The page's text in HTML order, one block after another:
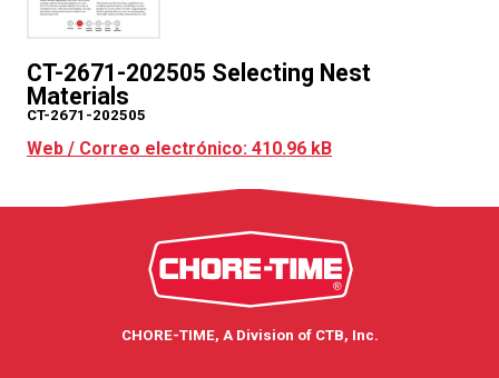
CT-2671-202505 Selecting Nest
Materials
CT-2671-202505
Web / Correo electrónico: 410.96 kB
CHORE-TIME, A Division of CTB, Inc.